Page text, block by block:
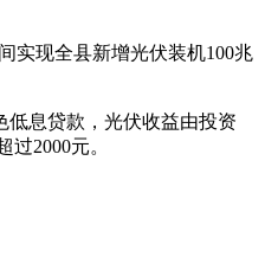
实现全县新增光伏装机100兆
息贷款，光伏收益由投资
2000元。